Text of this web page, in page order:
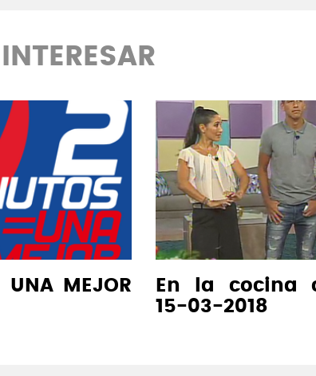
MEJOR
En la cocina
15-03-2018